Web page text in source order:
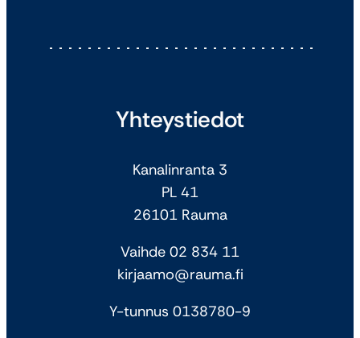
Yhteystiedot
Kanalinranta 3
PL 41
26101 Rauma
Vaihde 02 834 11
kirjaamo@rauma.fi
Y-tunnus 0138780-9